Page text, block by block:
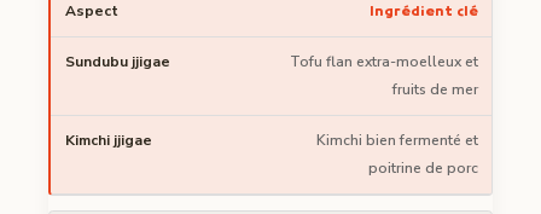
Ingrédient clé
Tofu flan extra-moelleux et
fruits de mer
Kimchi bien fermenté et
poitrine de porc